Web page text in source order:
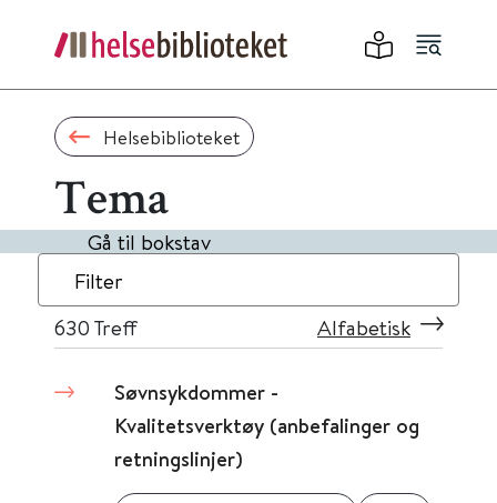
Helsebiblioteket
Tema
Gå til bokstav
Filter
630 Treff Alfabetisk
Søvnsykdommer -
Kvalitetsverktøy (anbefalinger og
retningslinjer)